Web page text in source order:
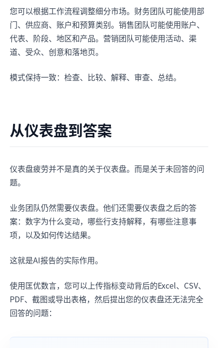
您可以根据工作流程调整细分市场。财务团队可能使用部
门、供应商、账户和预算类别。销售团队可能使用账户、
代表、阶段、地区和产品。营销团队可能使用活动、渠
道、受众、创意和落地页。
模式保持一致：检查、比较、解释、审查、总结。
从仪表盘到答案
仪表盘疲劳并不是真的关于仪表盘。而是关于未回答的问
题。
业务团队仍然需要仪表盘。他们还需要仪表盘之后的答
案：数字为什么变动，哪些行支持解释，有哪些注意事
项，以及如何传达结果。
这就是AI报告的实际作用。
使用匡优数言，您可以上传指标变动背后的Excel、CSV、
PDF、截图或导出表格，然后提出您的仪表盘还无法完全
回答的问题：